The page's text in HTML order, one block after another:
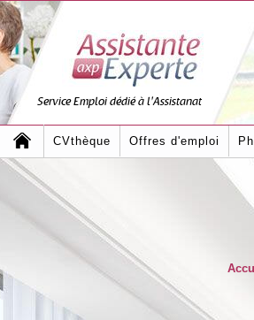
Service Emploi dédié à l'Assistanat
CVthèque Offres d'emploi